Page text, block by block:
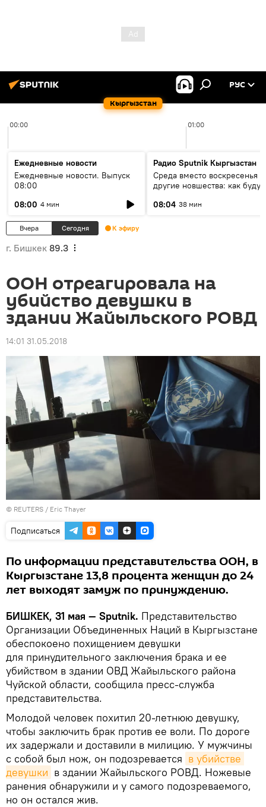
Кыргызстан
РУС
00:00 01:00
Ежедневные новости
Ежедневные новости. Выпуск
08:00
08:00 4 мин
Радио Sputnik Кыргызстан
Среда вместо воскресенья и
другие новшества: как будут
08:04 38 мин
Вчера Сегодня К эфиру
г. Бишкек 89.3
ООН отреагировала на
убийство девушки в
здании Жайыльского РОВД
14:01 31.05.2018
© REUTERS / Eric Thayer
Подписаться
По информации представительства ООН, в
Кыргызстане 13,8 процента женщин до 24
лет выходят замуж по принуждению.
БИШКЕК, 31 мая — Sputnik. Представительство
Организации Объединенных Наций в Кыргызстане
обеспокоено похищением девушки
для принудительного заключения брака и ее
убийством в здании ОВД Жайыльского района
Чуйской области, сообщила пресс-служба
представительства.
Молодой человек похитил 20-летнюю девушку,
чтобы заключить брак против ее воли. По дороге
их задержали и доставили в милицию. У мужчины
с собой был нож, он подозревается в убийстве
девушки в здании Жайыльского РОВД. Ножевые
ранения обнаружили и у самого подозреваемого,
но он остался жив.